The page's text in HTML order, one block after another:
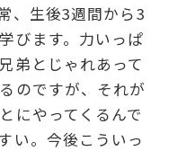
、生後3週間から3
びます。力いっぱ
弟とじゃれあって
のですが、それが
にやってくるんで
い。今後こういっ